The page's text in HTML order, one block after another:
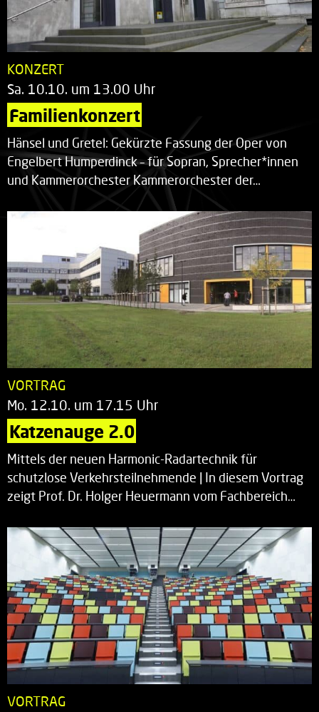
KONZERT
Sa. 10.10. um 13.00 Uhr
Familienkonzert
Hänsel und Gretel: Gekürzte Fassung der Oper von
Engelbert Humperdinck – für Sopran, Sprecher*innen
und Kammerorchester Kammerorchester der…
VORTRAG
Mo. 12.10. um 17.15 Uhr
Katzenauge 2.0
Mittels der neuen Harmonic-Radartechnik für
schutzlose Verkehrsteilnehmende | In diesem Vortrag
zeigt Prof. Dr. Holger Heuermann vom Fachbereich…
VORTRAG